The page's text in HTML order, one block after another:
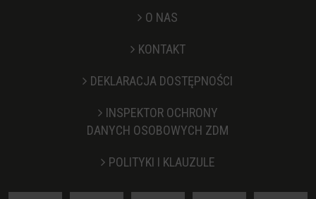
O NAS
KONTAKT
DEKLARACJA DOSTĘPNOŚCI
INSPEKTOR OCHRONY
DANYCH OSOBOWYCH ZDM
POLITYKI I KLAUZULE